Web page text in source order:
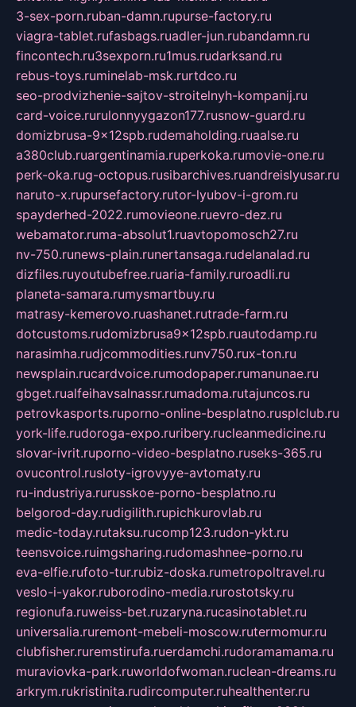
3-sex-porn.ruban-damn.rupurse-factory.ru
viagra-tablet.rufasbags.ruadler-jun.rubandamn.ru
fincontech.ru3sexporn.ru1mus.rudarksand.ru
rebus-toys.ruminelab-msk.rurtdco.ru
seo-prodvizhenie-sajtov-stroitelnyh-kompanij.ru
card-voice.rurulonnyygazon177.rusnow-guard.ru
domizbrusa-9x12spb.rudemaholding.ruaalse.ru
a380club.ruargentinamia.ruperkoka.rumovie-one.ru
perk-oka.rug-octopus.rusibarchives.ruandreislyusar.ru
naruto-x.rupursefactory.rutor-lyubov-i-grom.ru
spayderhed-2022.rumovieone.ruevro-dez.ru
webamator.ruma-absolut1.ruavtopomosch27.ru
nv-750.runews-plain.runertansaga.rudelanalad.ru
dizfiles.ruyoutubefree.ruaria-family.ruroadli.ru
planeta-samara.rumysmartbuy.ru
matrasy-kemerovo.ruashanet.rutrade-farm.ru
dotcustoms.rudomizbrusa9x12spb.ruautodamp.ru
narasimha.rudjcommodities.runv750.rux-ton.ru
newsplain.rucardvoice.rumodopaper.rumanunae.ru
gbget.rualfeihavsalnassr.rumadoma.rutajuncos.ru
petrovkasports.ruporno-online-besplatno.rusplclub.ru
york-life.rudoroga-expo.ruribery.rucleanmedicine.ru
slovar-ivrit.ruporno-video-besplatno.ruseks-365.ru
ovucontrol.rusloty-igrovyye-avtomaty.ru
ru-industriya.rurusskoe-porno-besplatno.ru
belgorod-day.rudigilith.rupichkurovlab.ru
medic-today.rutaksu.rucomp123.rudon-ykt.ru
teensvoice.ruimgsharing.rudomashnee-porno.ru
eva-elfie.rufoto-tur.rubiz-doska.rumetropoltravel.ru
veslo-i-yakor.ruborodino-media.rurostotsky.ru
regionufa.ruweiss-bet.ruzaryna.rucasinotablet.ru
universalia.ruremont-mebeli-moscow.rutermomur.ru
clubfisher.ruremstirufa.ruerdamchi.rudoramamama.ru
muraviovka-park.ruworldofwoman.ruclean-dreams.ru
arkrym.rukristinita.rudircomputer.ruhealthenter.ru